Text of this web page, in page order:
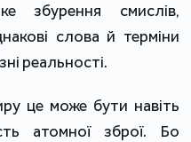
збурення смислів,
слова й терміни
реальності.
це може бути навіть
атомної зброї. Бо